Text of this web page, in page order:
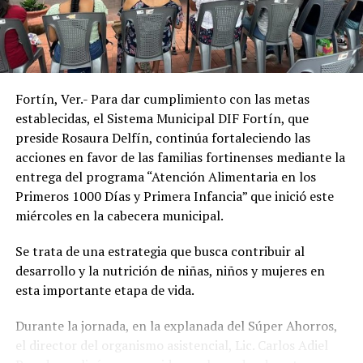
trabajar en favor de los sectores más vulnerables del
municipio, acercando programas de asistencia social que
contribuyan a mejorar la salud, la inclusión y la calidad
de vida de la población.
Fortín, Ver.- Para dar cumplimiento con las metas
establecidas, el Sistema Municipal DIF Fortín, que
preside Rosaura Delfín, continúa fortaleciendo las
acciones en favor de las familias fortinenses mediante la
entrega del programa “Atención Alimentaria en los
Primeros 1000 Días y Primera Infancia” que inició este
miércoles en la cabecera municipal.
Se trata de una estrategia que busca contribuir al
desarrollo y la nutrición de niñas, niños y mujeres en
esta importante etapa de vida.
Durante la jornada, en la explanada del Súper Ahorros,
el director del organismo asistencial, Lic. Carlos Adiel